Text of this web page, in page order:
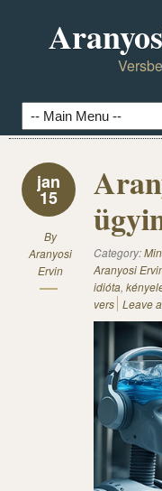
jan
15
By
Aranyosi
Ervin
Category:
Aranyosi
idióta,
vers Leave